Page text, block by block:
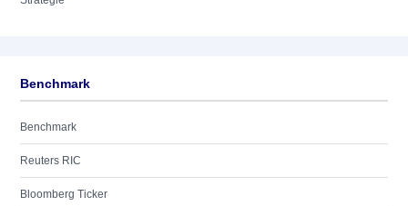
Benchmark
Benchmark
Reuters RIC
Bloomberg Ticker